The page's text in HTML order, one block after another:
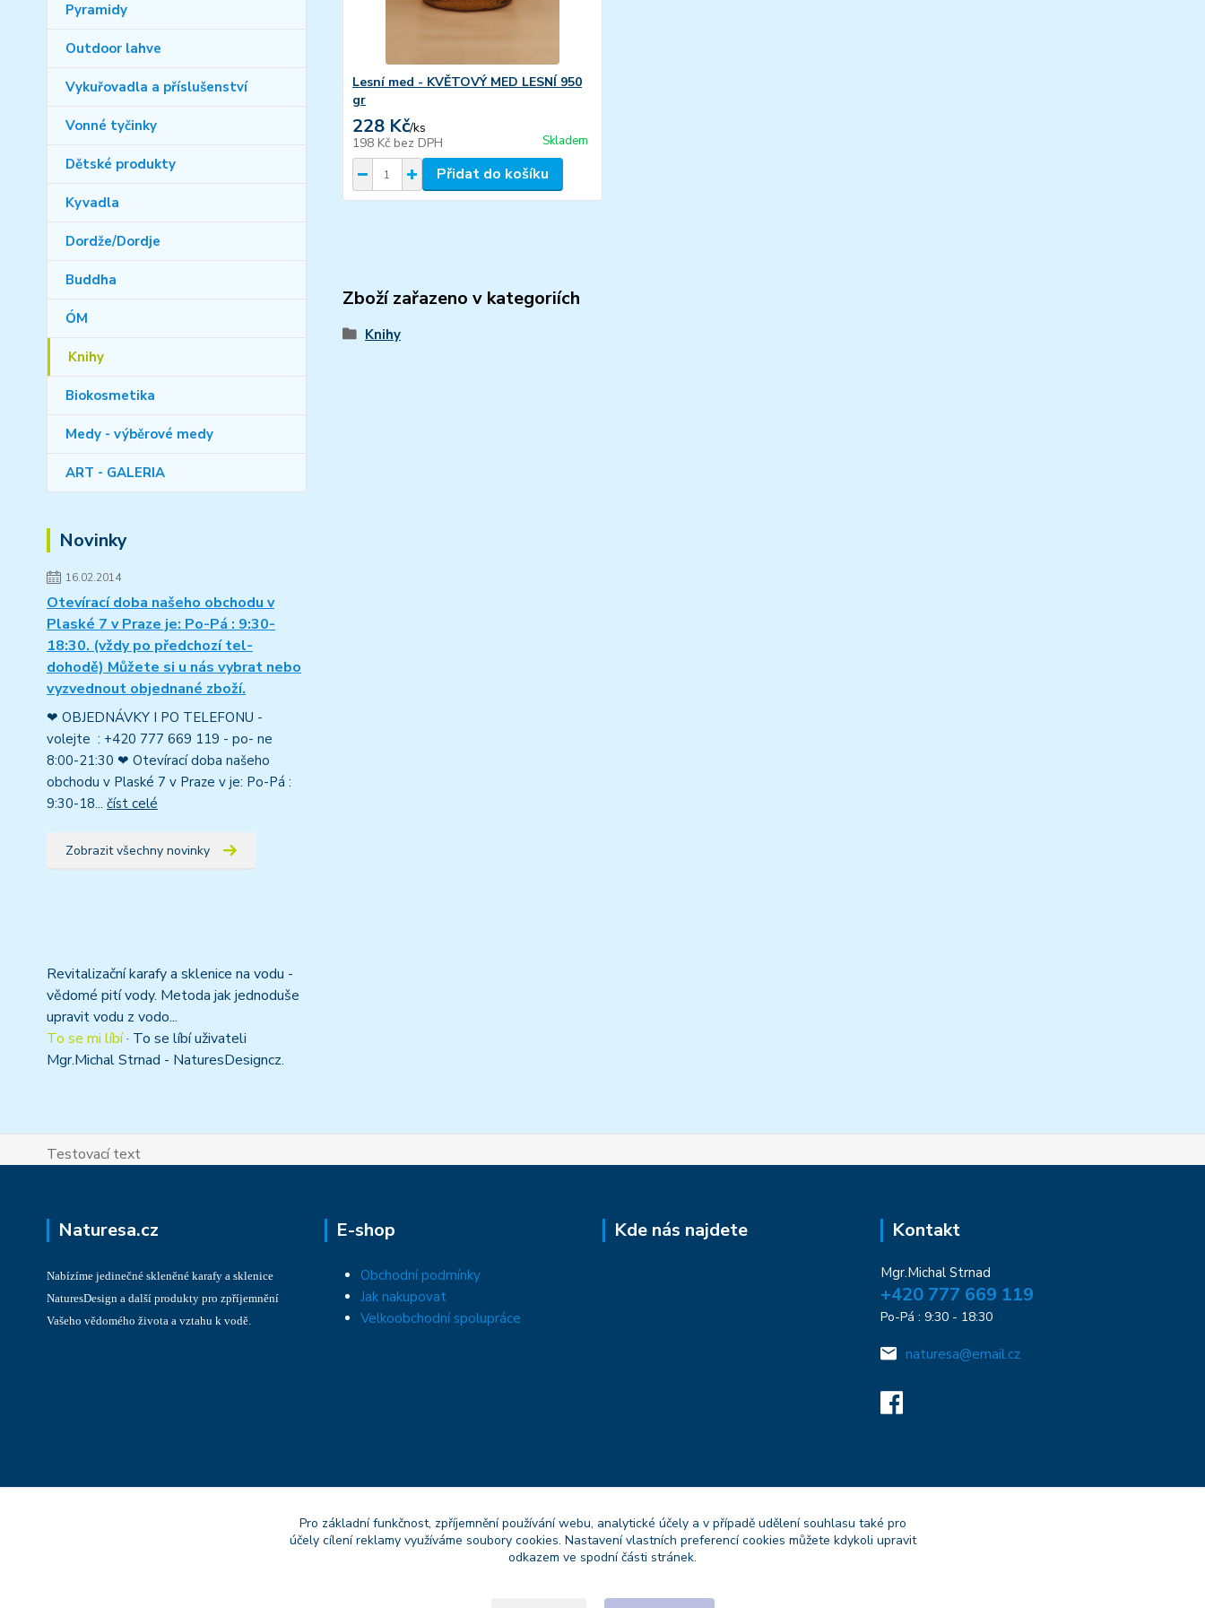
Pyramidy
Outdoor lahve
Vykuřovadla a příslušenství
Vonné tyčinky
Dětské produkty
Kyvadla
Dordže/Dordje
Buddha
ÓM
Knihy
Biokosmetika
Medy - výběrové medy
ART - GALERIA
Novinky
16.02.2014
Otevírací doba našeho obchodu v
Plaské 7 v Praze je: Po-Pá : 9:30-
18:30. (vždy po předchozí tel-
dohodě) Můžete si u nás vybrat nebo
vyzvednout objednané zboží.
❤ OBJEDNÁVKY I PO TELEFONU -
volejte : +420 777 669 119 - po- ne
8:00-21:30 ❤ Otevírací doba našeho
obchodu v Plaské 7 v Praze v je: Po-Pá :
9:30-18... číst celé
Zobrazit všechny novinky
Revitalizační karafy a sklenice na vodu -
vědomé pití vody. Metoda jak jednoduše
upravit vodu z vodo...
To se mi líbí· To se líbí uživateli
Mgr.Michal Strnad - NaturesDesigncz.
Lesní med - KVĚTOVÝ MED LESNÍ 950
gr
228 Kč/ks
198 Kč bez DPH Skladem
Přidat do košíku
Zboží zařazeno v kategoriích
Knihy
Testovací text
Naturesa.cz
Nabízíme jedinečné skleněné karafy a sklenice
NaturesDesign a další produkty pro zpříjemnění
Vašeho vědomého života a vztahu k vodě.
E-shop
Obchodní podmínky
Jak nakupovat
Velkoobchodní spolupráce
Kde nás najdete Kontakt
Mgr.Michal Strnad
+420 777 669 119
Po-Pá : 9:30 - 18:30
naturesa@email.cz
Pro základní funkčnost, zpříjemnění používání webu, analytické účely a v případě udělení souhlasu také pro
účely cílení reklamy využíváme soubory cookies. Nastavení vlastních preferencí cookies můžete kdykoli upravit
odkazem ve spodní části stránek.